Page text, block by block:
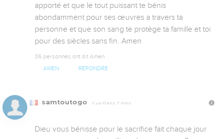
apporté et que le tout puissant te bénis
abondamment pour ses œuvres a travers ta
personne et que son sang te protège ta famille et toi
pour des siècles sans fin. Amen
36 personnes ont dit Amen
AMEN RÉPONDRE
samtoutogo Il y a 10 ans, 7 mois
Dieu vous bénisse pour le sacrifice fait chaque jour